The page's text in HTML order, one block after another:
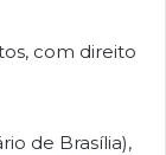
com direito
de Brasília),